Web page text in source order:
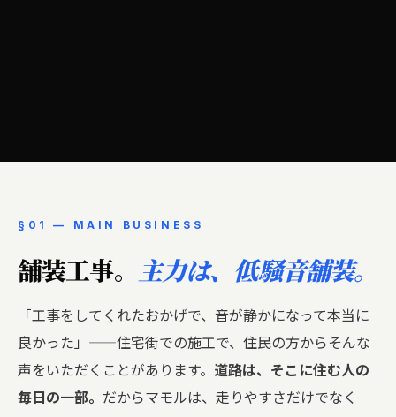
§01 — MAIN BUSINESS
舗装工事。 主力は、低騒音舗装。
「工事をしてくれたおかげで、音が静かになって本当に
良かった」——住宅街での施工で、住民の方からそんな
声をいただくことがあります。 道路は、そこに住む人の
毎日の一部。 だからマモルは、走りやすさだけでなく